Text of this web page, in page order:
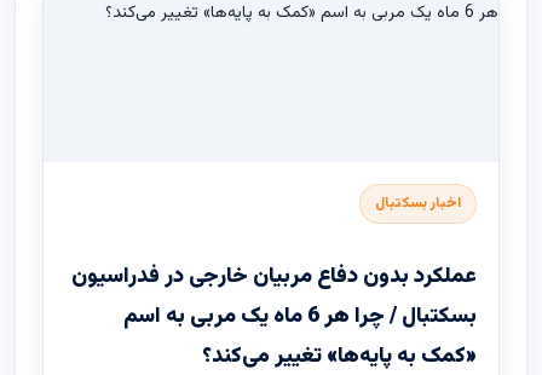
اخبار بسکتبال
عملکرد بدون دفاع مربیان خارجی در فدراسیون
بسکتبال / چرا هر 6 ماه یک مربی به اسم
«کمک به پایه‌ها» تغییر می‌کند؟